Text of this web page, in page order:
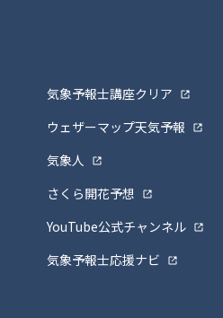
気象予報士講座クリア
ウェザーマップ天気予報
気象人
さくら開花予想
YouTube公式チャンネル
気象予報士応援ナビ